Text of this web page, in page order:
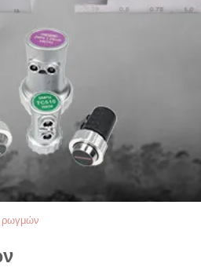
ρωγμών